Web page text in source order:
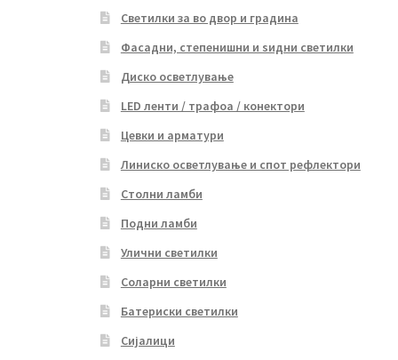
Светилки за во двор и градина
Фасадни, степенишни и ѕидни светилки
Диско осветлување
LED ленти / трафоа / конектори
Цевки и арматури
Линиско осветлување и спот рефлектори
Столни ламби
Подни ламби
Улични светилки
Соларни светилки
Батериски светилки
Сијалици